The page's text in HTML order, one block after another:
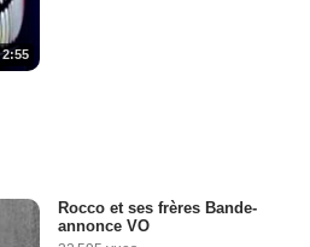
2:55
Rocco et ses frères Bande-
annonce VO